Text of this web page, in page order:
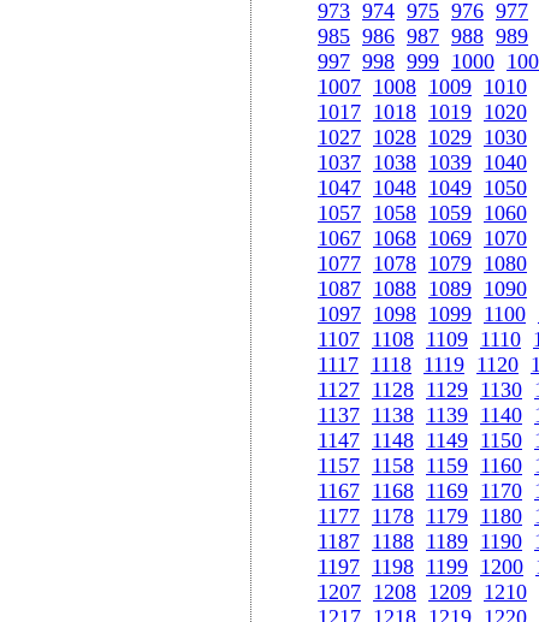
973 974 975 976 977
985 986 987 988 989
997 998 999 1000
1007 1008 1009 1010
1017 1018 1019 1020
1027 1028 1029 1030
1037 1038 1039 1040
1047 1048 1049 1050
1057 1058 1059 1060
1067 1068 1069 1070
1077 1078 1079 1080
1087 1088 1089 1090
1097 1098 1099 1100
1107 1108 1109 1110
1117 1118 1119 1120
1127 1128 1129 1130
1137 1138 1139 1140
1147 1148 1149 1150
1157 1158 1159 1160
1167 1168 1169 1170
1177 1178 1179 1180
1187 1188 1189 1190
1197 1198 1199 1200
1207 1208 1209 1210
1217 1218 1219 1220